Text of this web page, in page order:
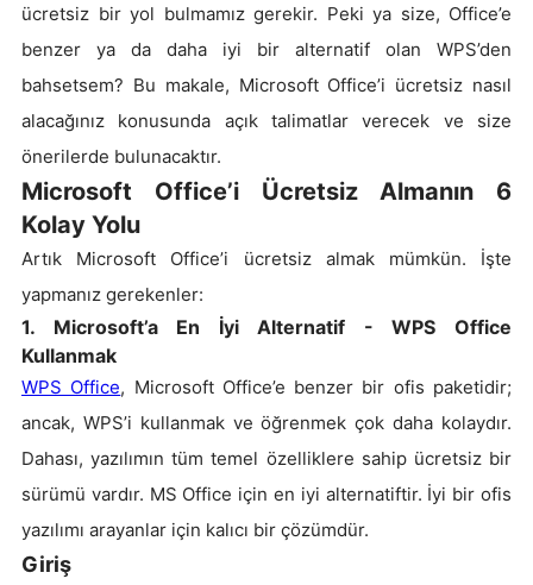
ücretsiz bir yol bulmamız gerekir. Peki ya size, Office’e
benzer ya da daha iyi bir alternatif olan WPS’den
bahsetsem? Bu makale, Microsoft Office’i ücretsiz nasıl
alacağınız konusunda açık talimatlar verecek ve size
önerilerde bulunacaktır.
Microsoft Office’i Ücretsiz Almanın 6
Kolay Yolu
Artık Microsoft Office’i ücretsiz almak mümkün. İşte
yapmanız gerekenler:
1. Microsoft’a En İyi Alternatif - WPS Office
Kullanmak
WPS Office, Microsoft Office’e benzer bir ofis paketidir;
ancak, WPS’i kullanmak ve öğrenmek çok daha kolaydır.
Dahası, yazılımın tüm temel özelliklere sahip ücretsiz bir
sürümü vardır. MS Office için en iyi alternatiftir. İyi bir ofis
yazılımı arayanlar için kalıcı bir çözümdür.
Giriş